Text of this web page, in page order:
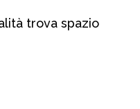
trova spazio